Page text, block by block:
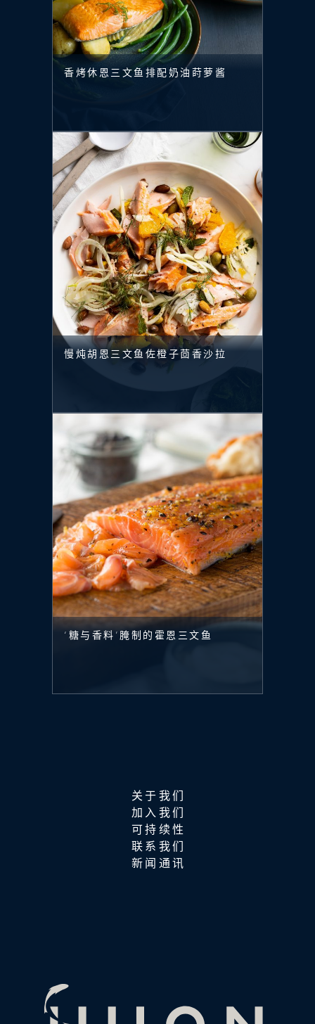
香烤休恩三文鱼排配奶油莳萝酱
慢炖胡恩三文鱼佐橙子茴香沙拉
‘糖与香料’腌制的霍恩三文鱼
关于我们
加入我们
可持续性
联系我们
新闻通讯